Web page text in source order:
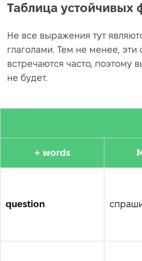
Таблица устойчивых
Не все выражения тут
глаголами. Тем не менее, эти
встречаются часто, поэтому
не будет.
+ words
question